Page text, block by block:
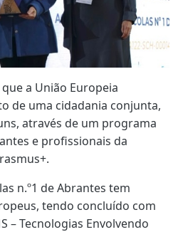
a União Europeia
de uma cidadania conjunta,
através de um programa
e profissionais da
n.º1 de Abrantes tem
tendo concluído com
– Tecnologias Envolvendo